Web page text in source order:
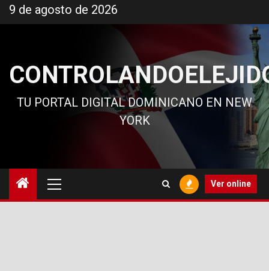
al
9 de agosto de 2026
TU PORTAL DIGITAL DOMINICANO EN NEW
YORK
principal
Ver online